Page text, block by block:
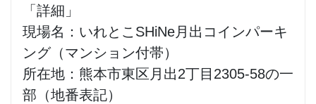
「詳細」
現場名：いれとこSHiNe月出コインパーキ
ング（マンション付帯）
所在地：熊本市東区月出2丁目2305-58の一
部（地番表記）